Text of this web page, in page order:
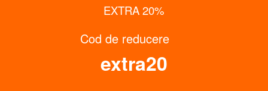
EXTRA 20%
Cod de reducere
extra20